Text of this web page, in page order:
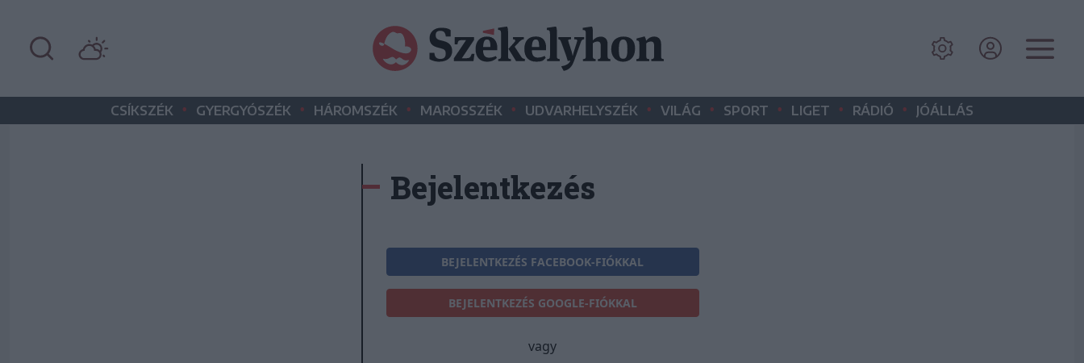
CSÍKSZÉK • GYERGYÓSZÉK • HÁROMSZÉK • MAROSSZÉK • UDVARHELYSZÉK • VILÁG • SPORT • LIGET • RÁDIÓ • JÓÁLLÁS
Bejelentkezés
BEJELENTKEZÉS FACEBOOK-FIÓKKAL
BEJELENTKEZÉS GOOGLE-FIÓKKAL
vagy